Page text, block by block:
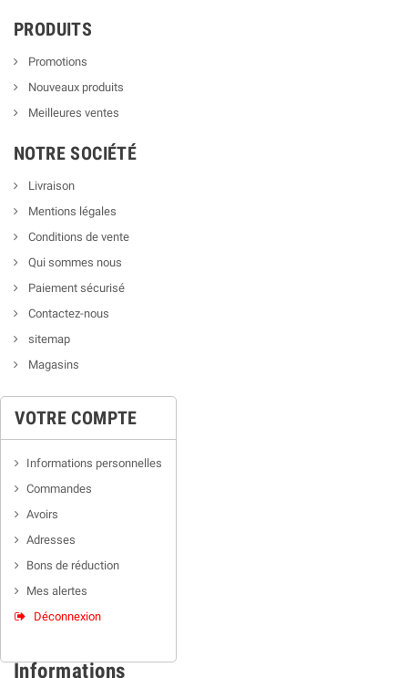
PRODUITS
Promotions
Nouveaux produits
Meilleures ventes
NOTRE SOCIÉTÉ
Livraison
Mentions légales
Conditions de vente
Qui sommes nous
Paiement sécurisé
Contactez-nous
sitemap
Magasins
VOTRE COMPTE
Informations personnelles
Commandes
Avoirs
Adresses
Bons de réduction
Mes alertes
Déconnexion
Informations